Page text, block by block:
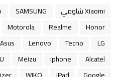
Xiaomi شاومي SAMSUNG
Honor
Realme
Motorola
LG
Tecno
Lenovo
Asus
Alcatel
iphone
Meizu